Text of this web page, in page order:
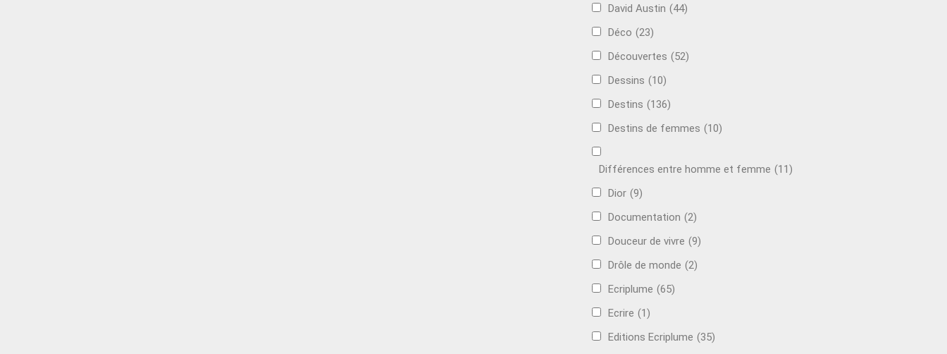
David Austin (44)
Déco (23)
Découvertes (52)
Dessins (10)
Destins (136)
Destins de femmes (10)
Différences entre homme et femme (11)
Dior (9)
Documentation (2)
Douceur de vivre (9)
Drôle de monde (2)
Ecriplume (65)
Ecrire (1)
Editions Ecriplume (35)